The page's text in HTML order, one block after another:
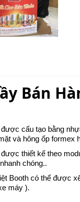
Bán
được cấu tạo bằng
và hông ốp formex
thiết kế theo
chóng..
Booth có thể được
máy ).